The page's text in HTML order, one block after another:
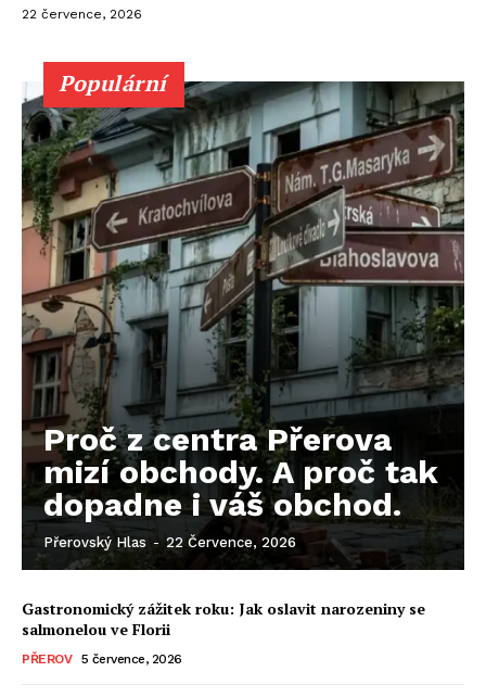
22 července, 2026
Populární
Proč z centra Přerova
mizí obchody. A proč tak
dopadne i váš obchod.
Přerovský Hlas - 22 Července, 2026
Gastronomický zážitek roku: Jak oslavit narozeniny se
salmonelou ve Florii
PŘEROV 5 července, 2026